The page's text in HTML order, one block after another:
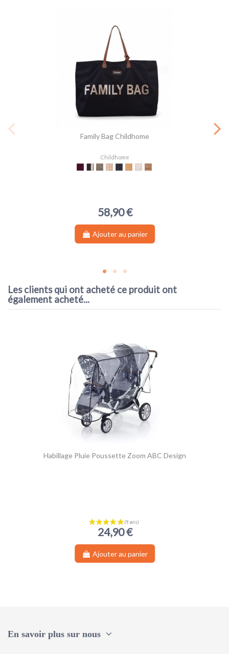
Acheteur vérifié
Publié le 09/01/2022 à 16:12 (Date de commande : 17/12/2021)
produit conforme à la description et aux photos
Family Bag Childhome
Childhome
58,90 €
Aubergine
Noir & Or
KakiBeige Matelassé
Noir Matelassé
Teddy Beige
Teddy Offwhite
Suede-look
Ajouter au panier
Les clients qui ont acheté ce produit ont
également acheté...
Habillage Pluie Poussette Zoom ABC Design
24,90 €
Ajouter au panier
En savoir plus sur nous